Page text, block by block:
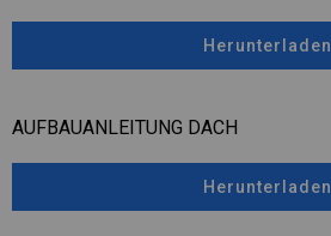
Herunterladen
AUFBAUANLEITUNG DACH
Herunterladen